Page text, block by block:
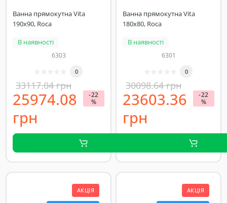
Ванна прямокутна Vita
190x90, Roca
В наявності
6303
0
33117.04 грн
-22
%
25974.08
грн
Ванна прямокутна Vita
180х80, Roca
В наявності
6301
0
30098.64 грн
-22
%
23603.36
грн
АКЦІЯ АКЦІЯ